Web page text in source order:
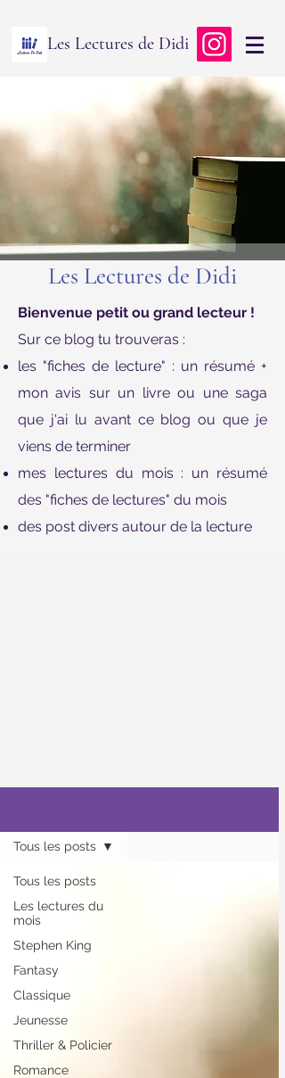
Les Lectures de Didi
Les Lectures de Didi
Bienvenue petit ou grand lecteur !
Sur ce blog tu trouveras :
les "fiches de lecture" : un résumé +
mon avis sur un livre ou une saga
que j'ai lu avant ce blog ou que je
viens de terminer
mes lectures du mois : un résumé
des "fiches de lectures" du mois
des post divers autour de la lecture
Tous les posts
Les lectures du
mois
Stephen King
Fantasy
Classique
Jeunesse
Thriller & Policier
Romance
Tous les posts